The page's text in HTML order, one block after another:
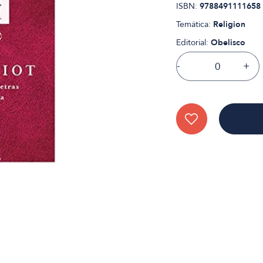
ISBN: 9788491111658
Temática: Religion
Editorial: Obelisco
- +